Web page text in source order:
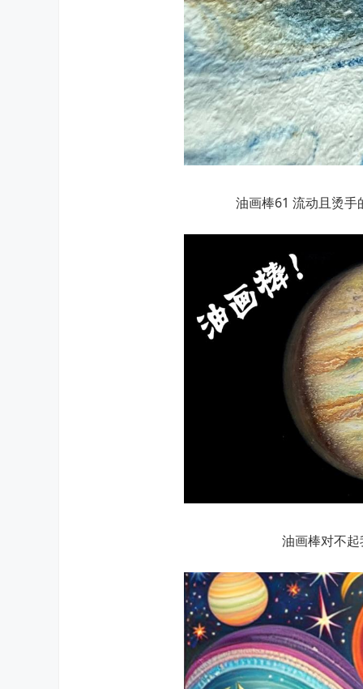
油画棒61 流动且烫
油画棒对不